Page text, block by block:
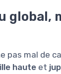
global,
pas mal de
haute et